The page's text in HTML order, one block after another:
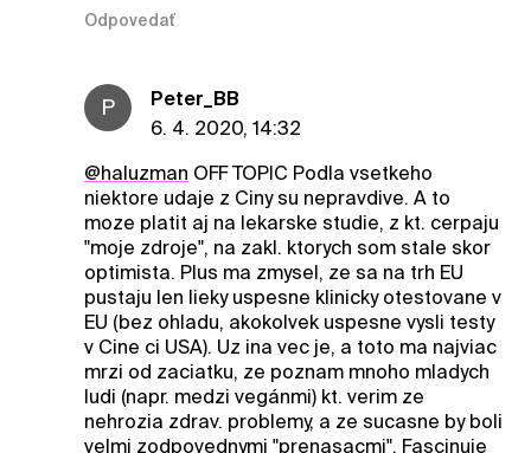
Odpovedať
P
Peter_BB
6. 4. 2020, 14:32
@haluzman OFF TOPIC Podla vsetkeho
niektore udaje z Ciny su nepravdive. A to
moze platit aj na lekarske studie, z kt. cerpaju
"moje zdroje", na zakl. ktorych som stale skor
optimista. Plus ma zmysel, ze sa na trh EU
pustaju len lieky uspesne klinicky otestovane v
EU (bez ohladu, akokolvek uspesne vysli testy
v Cine ci USA). Uz ina vec je, a toto ma najviac
mrzi od zaciatku, ze poznam mnoho mladych
ludi (napr. medzi vegánmi) kt. verim ze
nehrozia zdrav. problemy, a ze sucasne by boli
velmi zodpovednymi "prenasacmi". Fascinuje